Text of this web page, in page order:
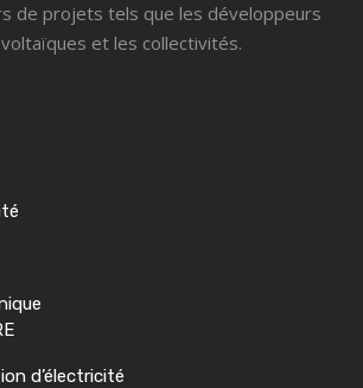
de projets tels que les développeurs
et les collectivités.
d’électricité